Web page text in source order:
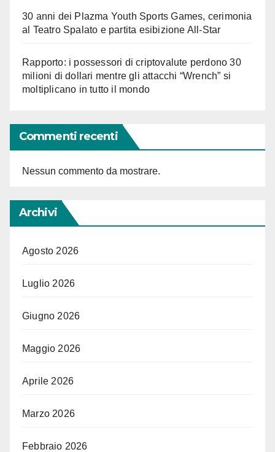
30 anni dei Plazma Youth Sports Games, cerimonia
al Teatro Spalato e partita esibizione All-Star
Rapporto: i possessori di criptovalute perdono 30
milioni di dollari mentre gli attacchi “Wrench” si
moltiplicano in tutto il mondo
Commenti recenti
Nessun commento da mostrare.
Archivi
Agosto 2026
Luglio 2026
Giugno 2026
Maggio 2026
Aprile 2026
Marzo 2026
Febbraio 2026